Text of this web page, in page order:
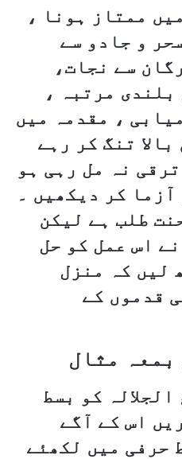
ممتاز ہونا ،
و جادو سے
سے نجات،
مرتبہ ،
، مقدمہ میں
تنگ کر رہے
نہ مل رہی ہو
کر دیکھیں ۔
طلب ہے لیکن
اس عمل کو حل
لیں کہ منزل
قدموں کے
مثال
الجلالہ کو بسط
اس کے آگے
حرفی میں لکھئے